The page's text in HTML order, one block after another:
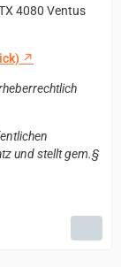
4080 Ventus
und stellt gem.§